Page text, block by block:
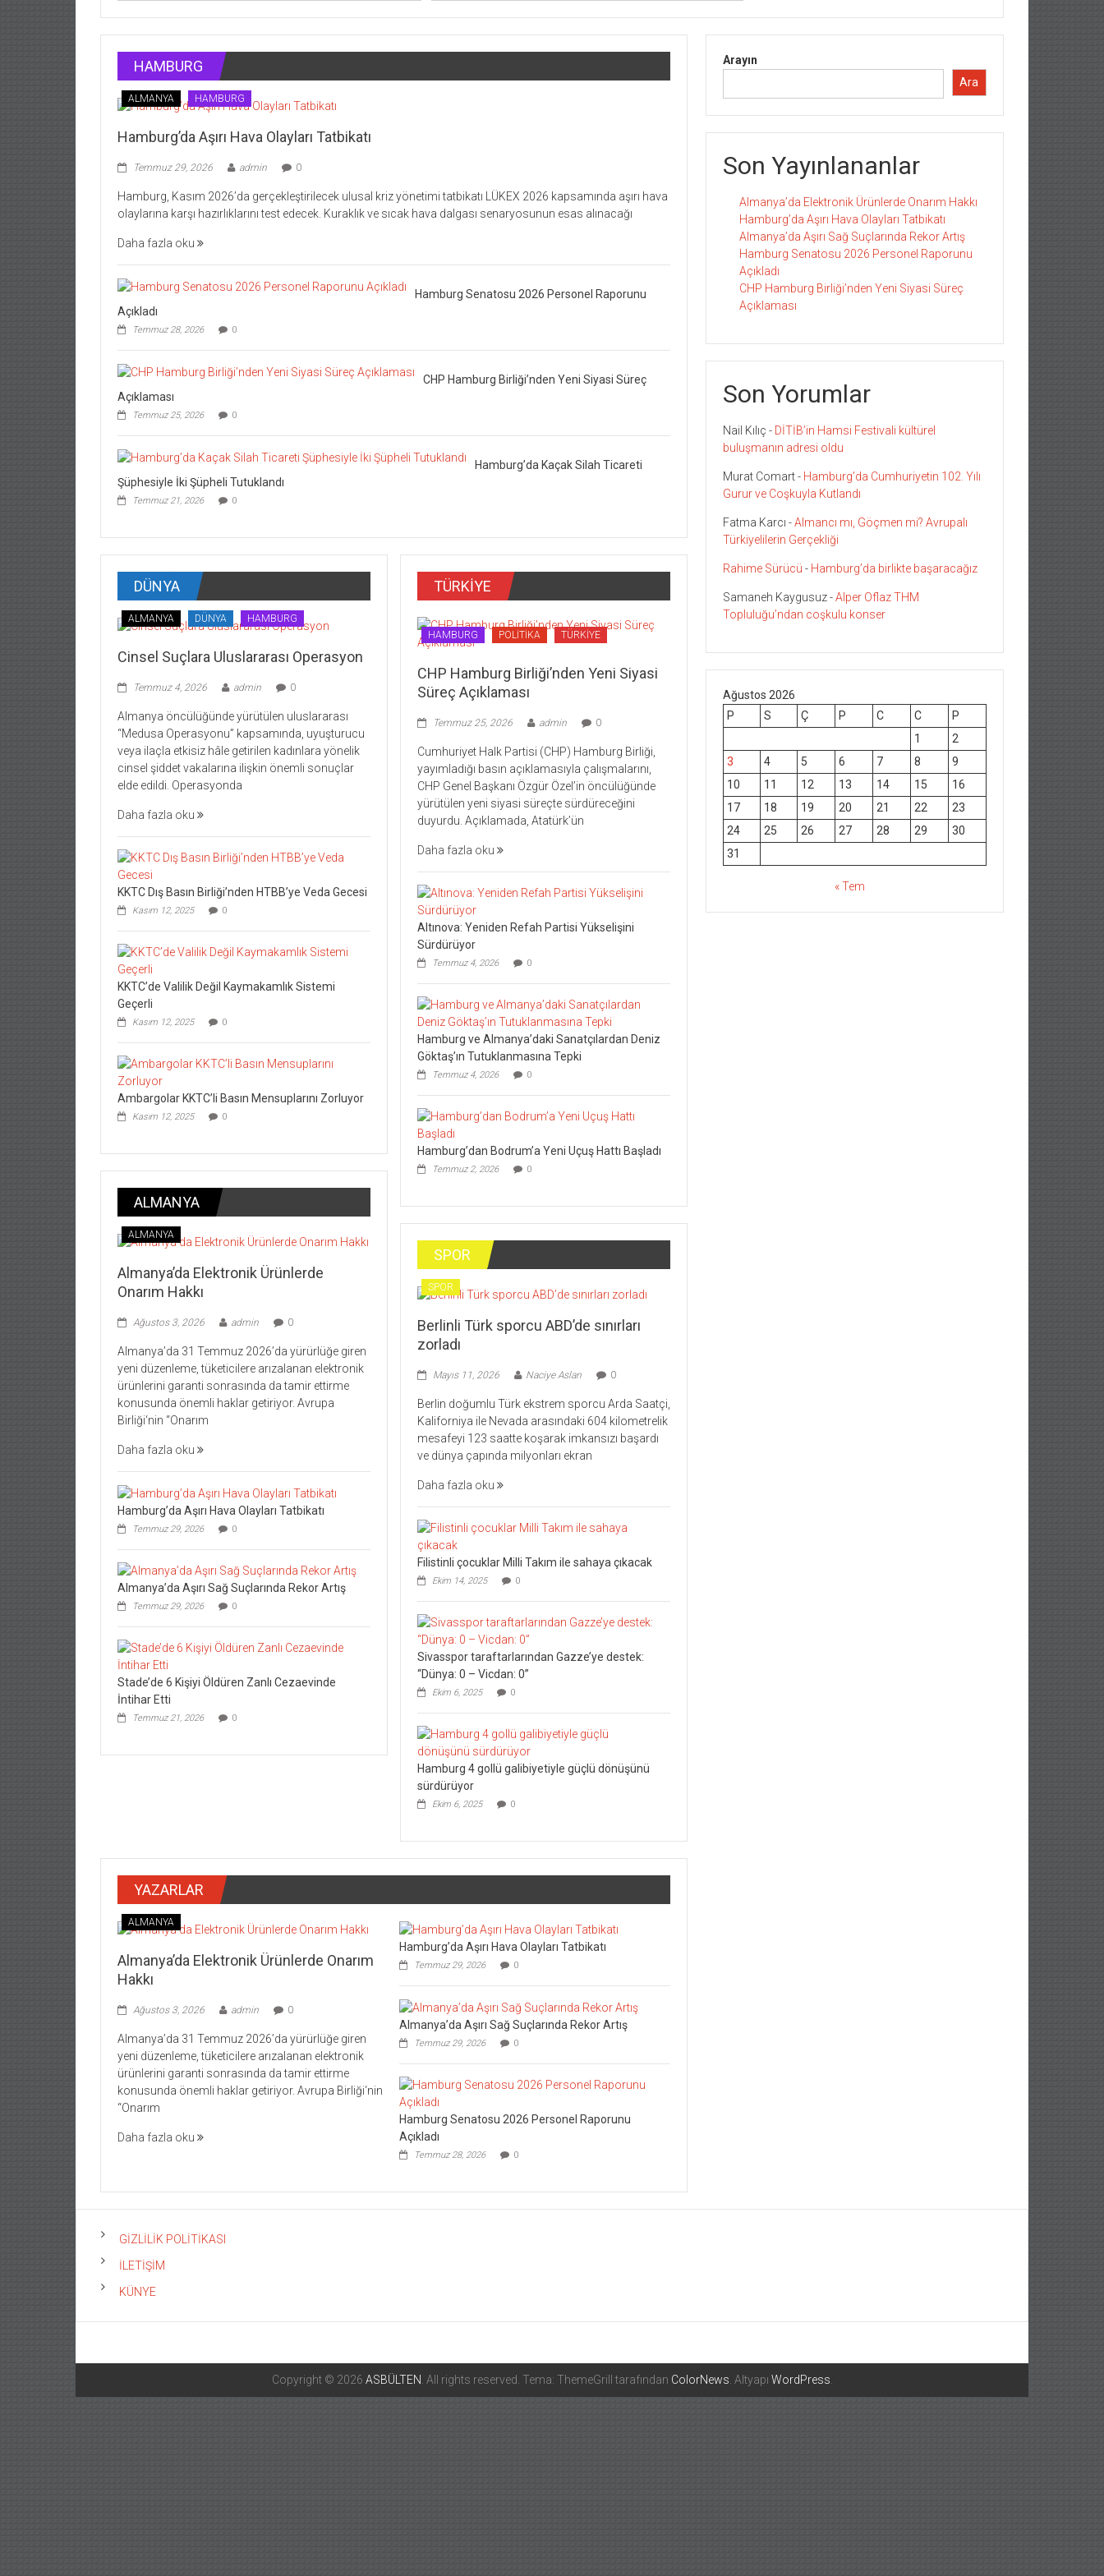
HAMBURG
ALMANYA HAMBURG
Hamburg’da Aşırı Hava Olayları Tatbikatı
Temmuz 29, 2026 admin 0
Hamburg, Kasım 2026’da gerçekleştirilecek ulusal kriz yönetimi tatbikatı LÜKEX 2026 kapsamında aşırı hava
olaylarına karşı hazırlıklarını test edecek. Kuraklık ve sıcak hava dalgası senaryosunun esas alınacağı
Daha fazla oku
Hamburg Senatosu 2026 Personel Raporunu
Açıkladı
Temmuz 28, 2026 0
CHP Hamburg Birliği’nden Yeni Siyasi Süreç
Açıklaması
Temmuz 25, 2026 0
Hamburg’da Kaçak Silah Ticareti
Şüphesiyle İki Şüpheli Tutuklandı
Temmuz 21, 2026 0
DÜNYA
ALMANYA DÜNYA HAMBURG
Cinsel Suçlara Uluslararası Operasyon
Temmuz 4, 2026 admin 0
Almanya öncülüğünde yürütülen uluslararası
“Medusa Operasyonu” kapsamında, uyuşturucu
veya ilaçla etkisiz hâle getirilen kadınlara yönelik
cinsel şiddet vakalarına ilişkin önemli sonuçlar
elde edildi. Operasyonda
Daha fazla oku
KKTC Dış Basın Birliği’nden HTBB’ye Veda Gecesi
Kasım 12, 2025 0
KKTC’de Valilik Değil Kaymakamlık Sistemi
Geçerli
Kasım 12, 2025 0
Ambargolar KKTC’li Basın Mensuplarını Zorluyor
Kasım 12, 2025 0
ALMANYA
ALMANYA
Almanya’da Elektronik Ürünlerde
Onarım Hakkı
Ağustos 3, 2026 admin 0
Almanya’da 31 Temmuz 2026’da yürürlüğe giren
yeni düzenleme, tüketicilere arızalanan elektronik
ürünlerini garanti sonrasında da tamir ettirme
konusunda önemli haklar getiriyor. Avrupa
Birliği‘nin “Onarım
Daha fazla oku
Hamburg’da Aşırı Hava Olayları Tatbikatı
Temmuz 29, 2026 0
Almanya’da Aşırı Sağ Suçlarında Rekor Artış
Temmuz 29, 2026 0
Stade’de 6 Kişiyi Öldüren Zanlı Cezaevinde
İntihar Etti
Temmuz 21, 2026 0
TÜRKİYE
HAMBURG POLİTİKA TÜRKİYE
CHP Hamburg Birliği’nden Yeni Siyasi
Süreç Açıklaması
Temmuz 25, 2026 admin 0
Cumhuriyet Halk Partisi (CHP) Hamburg Birliği,
yayımladığı basın açıklamasıyla çalışmalarını,
CHP Genel Başkanı Özgür Özel’in öncülüğünde
yürütülen yeni siyasi süreçte sürdüreceğini
duyurdu. Açıklamada, Atatürk’ün
Daha fazla oku
Altınova: Yeniden Refah Partisi Yükselişini
Sürdürüyor
Temmuz 4, 2026 0
Hamburg ve Almanya’daki Sanatçılardan Deniz
Göktaş’ın Tutuklanmasına Tepki
Temmuz 4, 2026 0
Hamburg’dan Bodrum’a Yeni Uçuş Hattı Başladı
Temmuz 2, 2026 0
SPOR
SPOR
Berlinli Türk sporcu ABD’de sınırları
zorladı
Mayıs 11, 2026 Naciye Aslan 0
Berlin doğumlu Türk ekstrem sporcu Arda Saatçi,
Kaliforniya ile Nevada arasındaki 604 kilometrelik
mesafeyi 123 saatte koşarak imkansızı başardı
ve dünya çapında milyonları ekran
Daha fazla oku
Filistinli çocuklar Milli Takım ile sahaya çıkacak
Ekim 14, 2025 0
Sivasspor taraftarlarından Gazze’ye destek:
“Dünya: 0 – Vicdan: 0”
Ekim 6, 2025 0
Hamburg 4 gollü galibiyetiyle güçlü dönüşünü
sürdürüyor
Ekim 6, 2025 0
YAZARLAR
ALMANYA
Almanya’da Elektronik Ürünlerde Onarım
Hakkı
Ağustos 3, 2026 admin 0
Almanya’da 31 Temmuz 2026’da yürürlüğe giren
yeni düzenleme, tüketicilere arızalanan elektronik
ürünlerini garanti sonrasında da tamir ettirme
konusunda önemli haklar getiriyor. Avrupa Birliği‘nin
“Onarım
Daha fazla oku
Hamburg’da Aşırı Hava Olayları Tatbikatı
Temmuz 29, 2026 0
Almanya’da Aşırı Sağ Suçlarında Rekor Artış
Temmuz 29, 2026 0
Hamburg Senatosu 2026 Personel Raporunu
Açıkladı
Temmuz 28, 2026 0
Arayın
Ara
Son Yayınlananlar
Almanya’da Elektronik Ürünlerde Onarım Hakkı
Hamburg’da Aşırı Hava Olayları Tatbikatı
Almanya’da Aşırı Sağ Suçlarında Rekor Artış
Hamburg Senatosu 2026 Personel Raporunu
Açıkladı
CHP Hamburg Birliği’nden Yeni Siyasi Süreç
Açıklaması
Son Yorumlar
Nail Kılıç - DİTİB’in Hamsi Festivali kültürel
buluşmanın adresi oldu
Murat Comart- Hamburg’da Cumhuriyetin 102. Yılı
Gurur ve Coşkuyla Kutlandı
Fatma Karcı -Almancı mı, Göçmen mi? Avrupalı
Türkiyelilerin Gerçekliği
Rahime Sürücü - Hamburg’da birlikte başaracağız
Samaneh Kaygusuz-Alper Oflaz THM
Topluluğu’ndan coşkulu konser
Ağustos 2026
P
S Ç P C C
P
1
2
3
4 5 6 7 8
9
10
11 12 13 14 15
16
17
18 19 20 21 22
23
24
25 26 27 28 29
30
31
« Tem
GİZLİLİK POLİTİKASI
İLETİŞİM
KÜNYE
Copyright © 2026 ASBÜLTEN . All rights reserved. Tema: ThemeGrill tarafından ColorNews . Altyapı WordPress